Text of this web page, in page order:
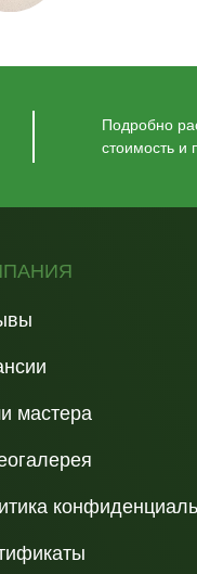
Подробно
стоимость и
мастера